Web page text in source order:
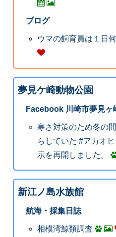
ブログ
ウマの飼育員は１日
夢見ケ崎動物公園
Facebook 川崎市夢見ヶ
寒さ対策のため冬の
らしていた #アカオ
示を再開しました。
新江ノ島水族館
航海・採集日誌
相模湾鯨類調査